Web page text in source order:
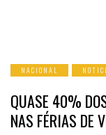
NACIONAL
QUASE 40%
NAS FÉRIAS DE